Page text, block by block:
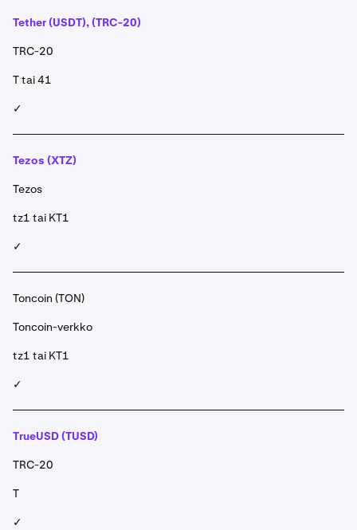
Tether (USDT), (TRC-20)
TRC-20
T tai 41
✓
Tezos (XTZ)
Tezos
tz1 tai KT1
✓
Toncoin (TON)
Toncoin-verkko
tz1 tai KT1
✓
TrueUSD (TUSD)
TRC-20
T
✓